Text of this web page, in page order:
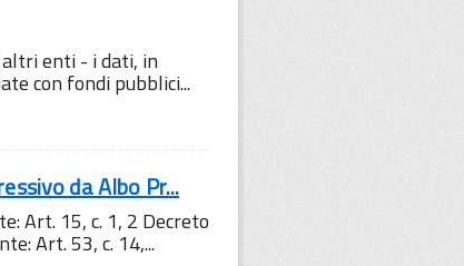
enti - i dati, in
con fondi pubblici...
da Albo Pr...
Art. 15, c. 1, 2 Decreto
Art. 53, c. 14,...